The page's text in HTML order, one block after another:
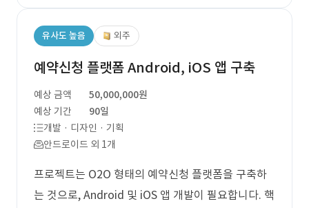
유사도 높음 외주
예약신청 플랫폼 Android, iOS 앱 구축
예상 금액
50,000,000원
예상 기간
90일
개발 · 디자인 · 기획
안드로이드 외 1개
프로젝트는 O2O 형태의 예약신청 플랫폼을 구축하
는 것으로, Android 및 iOS 앱 개발이 필요합니다. 핵